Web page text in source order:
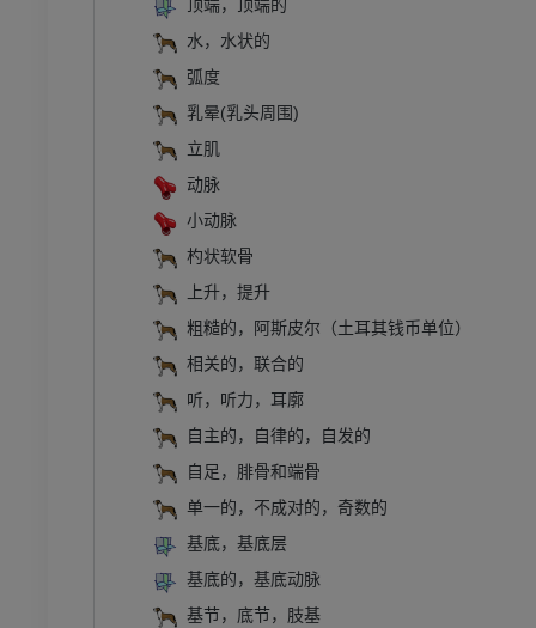
顶端，顶端的
水，水状的
弧度
乳晕(乳头周围)
立肌
动脉
小动脉
杓状软骨
上升，提升
粗糙的，阿斯皮尔（土耳其钱币单位）
相关的，联合的
听，听力，耳廓
自主的，自律的，自发的
自足，腓骨和端骨
单一的，不成对的，奇数的
基底，基底层
基底的，基底动脉
基节，底节，肢基